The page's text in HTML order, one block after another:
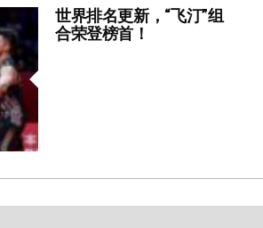
世界排名更新，“飞汀”组
合荣登榜首！